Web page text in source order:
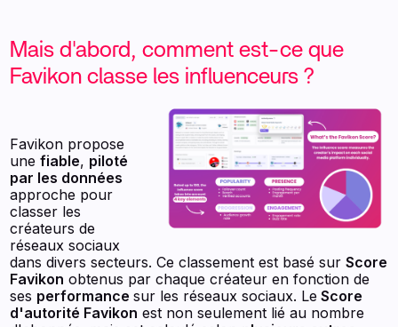
Mais d'abord, comment est-ce que
Favikon classe les influenceurs ?
Favikon propose
unefiable, piloté
par les données
approche pour
classer les
créateurs de
réseaux sociaux
dans divers secteurs. Ce classement est basé surScore
Favikon obtenus par chaque créateur en fonction de
ses performancesur les réseaux sociaux. Le Score
d'autorité Favikon est non seulement lié au nombre